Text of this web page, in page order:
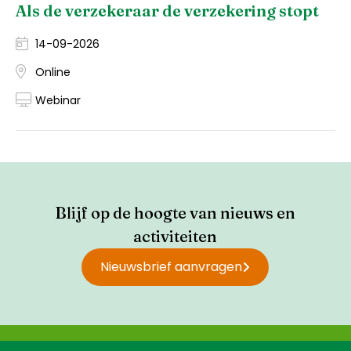
Als de verzekeraar de verzekering stopt
14-09-2026
Online
Webinar
Blijf op de hoogte van nieuws en
activiteiten
Nieuwsbrief aanvragen